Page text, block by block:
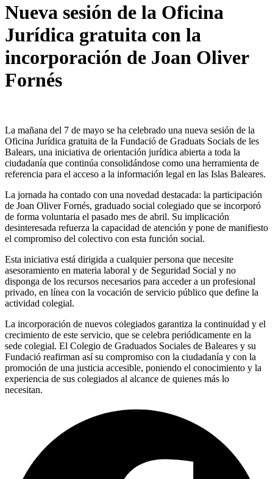
Nueva sesión de la Oficina
Jurídica gratuita con la
incorporación de Joan Oliver
Fornés
La mañana del 7 de mayo se ha celebrado una nueva sesión de la
Oficina Jurídica gratuita de la Fundació de Graduats Socials de les
Balears, una iniciativa de orientación jurídica abierta a toda la
ciudadanía que continúa consolidándose como una herramienta de
referencia para el acceso a la información legal en las Islas Baleares.
La jornada ha contado con una novedad destacada: la participación
de Joan Oliver Fornés, graduado social colegiado que se incorporó
de forma voluntaria el pasado mes de abril. Su implicación
desinteresada refuerza la capacidad de atención y pone de manifiesto
el compromiso del colectivo con esta función social.
Esta iniciativa está dirigida a cualquier persona que necesite
asesoramiento en materia laboral y de Seguridad Social y no
disponga de los recursos necesarios para acceder a un profesional
privado, en línea con la vocación de servicio público que define la
actividad colegial.
La incorporación de nuevos colegiados garantiza la continuidad y el
crecimiento de este servicio, que se celebra periódicamente en la
sede colegial. El Colegio de Graduados Sociales de Baleares y su
Fundació reafirman así su compromiso con la ciudadanía y con la
promoción de una justicia accesible, poniendo el conocimiento y la
experiencia de sus colegiados al alcance de quienes más lo
necesitan.